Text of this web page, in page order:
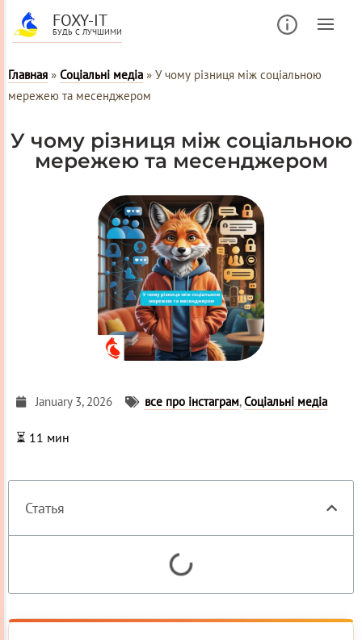
FOXY-IT
БУДЬ С ЛУЧШИМИ
Главная » Соціальні медіа » У чому різниця між соціальною
мережею та месенджером
У чому різниця між соціальною
мережею та месенджером
January 3, 2026 все про інстаграм,Соціальні медіа
⏳ 11 мин
Статья